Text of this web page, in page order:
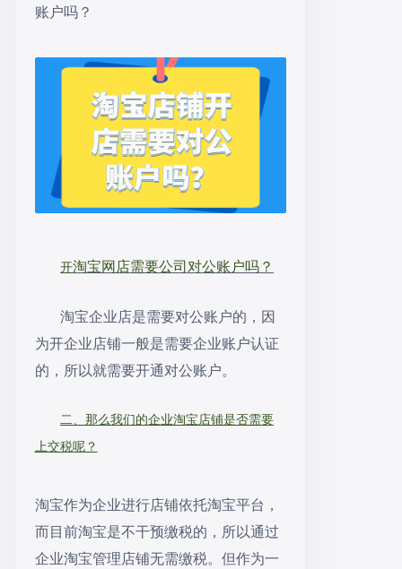
账户吗？
开淘宝网店需要公司 对公账户吗 ？
淘宝企业店是需要对公账户的，因
为开企业店铺一般是需要企业账户认证
的，所以就需要开通对公账户。
二、那么我们的企业淘宝店铺是否需要
上交税呢？
淘宝作为企业进行店铺依托淘宝平台，
而目前淘宝是不干预缴税的，所以通过
企业淘宝管理店铺无需缴税。但作为一